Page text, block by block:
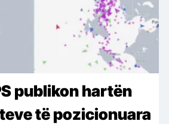
publikon hartën
të pozicionuara